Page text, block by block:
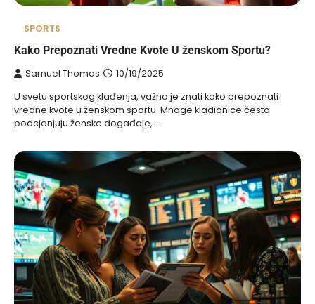
SPORTS
Kako Prepoznati Vredne Kvote U ženskom Sportu?
Samuel Thomas 10/19/2025
U svetu sportskog klađenja, važno je znati kako prepoznati
vredne kvote u ženskom sportu. Mnoge kladionice često
podcjenjuju ženske događaje,…